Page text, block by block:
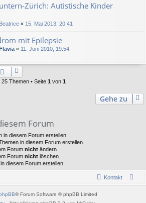
Zürich: Autistische Kinder
Beatrice « 15. Mai 2013, 20:41
mit Epilepsie
« 11. Juni 2010, 19:54
25 Themen • Seite 1 von 1
Gehe zu
Forum
in diesem Forum erstellen.
in diesem Forum erstellen.
Forum nicht ändern.
Forum nicht löschen.
diesem Forum erstellen.
Kontakt
® Forum Software © phpBB Limited